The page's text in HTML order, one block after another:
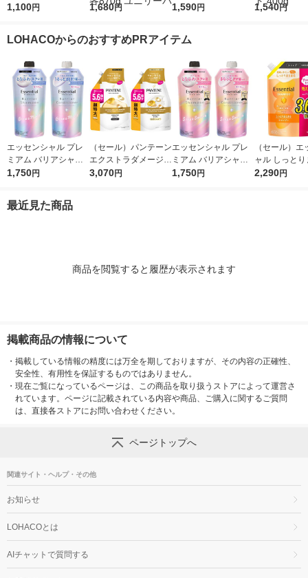
ルク つめかえ用 140g
1,100円
ッチシャイン ダメー
ー セット 詰替 特大 各
1,680円
ッセンス １５０ｍＬ
1,590円
サクラ カー
1,540円
LOHACOからのおすすめPRアイテム
エッセンシャル プレ
ミアム バリアシャン
プー + コンディショ
1,750円
（セール）パンテーン
エクストラダメージリ
ペア シャンプー + コ
3,070円
エッセンシャル プレ
ミアム バリアシャン
プー + コンディショ
1,750円
（セール）エ
ャル しっと
る シャンプー
2,290円
最近見た商品
商品を閲覧すると履歴が表示されます
掲載商品の情報について
・ 掲載している情報の精度には万全を期しておりますが、その内容の正確性、
安全性、有用性を保証するものではありません。
・ 現在ご覧になっているページは、この商品を取り扱うストアによって運営さ
れています。ページに記載されている内容や商品、ご購入に関するご質問
は、直接各ストアにお問い合わせください。
ページトップへ
関連サイト・ヘルプ・その他
お知らせ
LOHACOとは
AIチャットで質問する